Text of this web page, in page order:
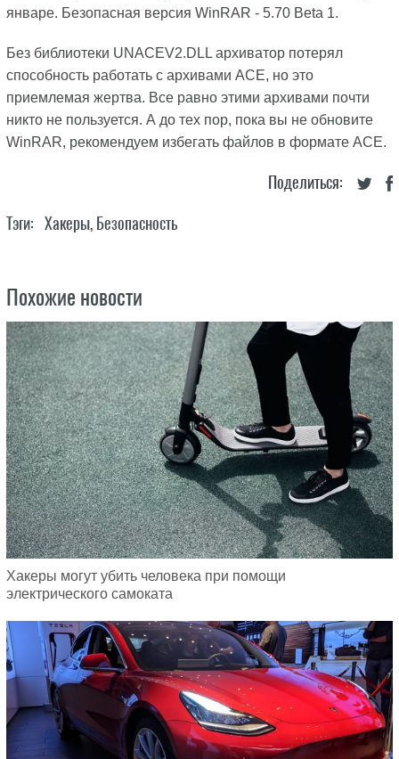
январе. Безопасная версия WinRAR - 5.70 Beta 1.
Без библиотеки UNACEV2.DLL архиватор потерял
способность работать с архивами ACE, но это
приемлемая жертва. Все равно этими архивами почти
никто не пользуется. А до тех пор, пока вы не обновите
WinRAR, рекомендуем избегать файлов в формате ACE.
Поделиться:
Тэги: Хакеры, Безопасность
Похожие новости
Хакеры могут убить человека при помощи
электрического самоката